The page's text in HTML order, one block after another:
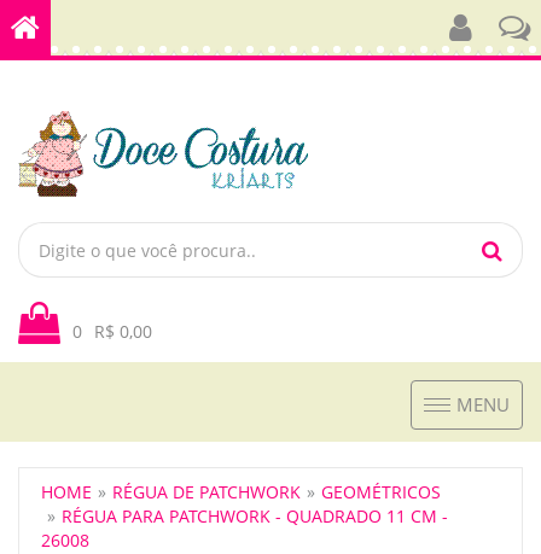
0 R$ 0,00
Toggle
navigation
MENU
HOME RÉGUA DE PATCHWORK
GEOMÉTRICOS
RÉGUA PARA PATCHWORK - QUADRADO 11 CM -
26008